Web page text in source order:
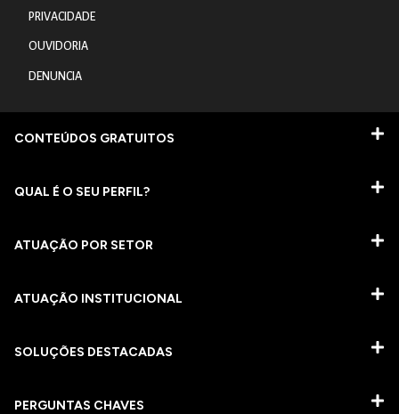
PRIVACIDADE
OUVIDORIA
DENUNCIA
CONTEÚDOS GRATUITOS
QUAL É O SEU PERFIL?
ATUAÇÃO POR SETOR
ATUAÇÃO INSTITUCIONAL
SOLUÇÕES DESTACADAS
PERGUNTAS CHAVES​